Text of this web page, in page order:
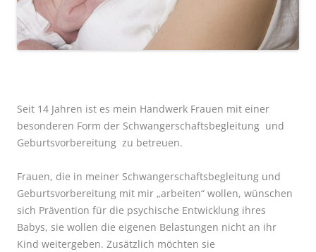
Seit 14 Jahren ist es mein Handwerk Frauen mit einer
besonderen Form der Schwangerschaftsbegleitung und
Geburtsvorbereitung zu betreuen.
Frauen, die in meiner Schwangerschaftsbegleitung und
Geburtsvorbereitung mit mir „arbeiten“ wollen, wünschen
sich Prävention für die psychische Entwicklung ihres
Babys, sie wollen die eigenen Belastungen nicht an ihr
Kind weitergeben. Zusätzlich möchten sie